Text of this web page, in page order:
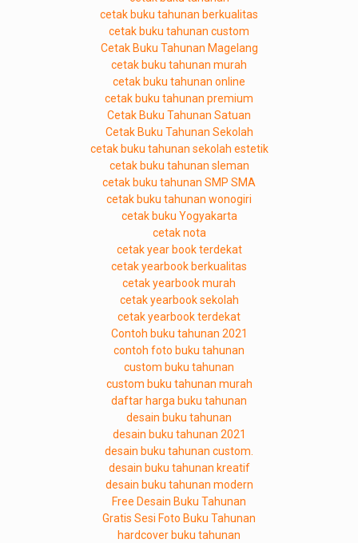
cetak buku tahunan berkualitas
cetak buku tahunan custom
Cetak Buku Tahunan Magelang
cetak buku tahunan murah
cetak buku tahunan online
cetak buku tahunan premium
Cetak Buku Tahunan Satuan
Cetak Buku Tahunan Sekolah
cetak buku tahunan sekolah estetik
cetak buku tahunan sleman
cetak buku tahunan SMP SMA
cetak buku tahunan wonogiri
cetak buku Yogyakarta
cetak nota
cetak year book terdekat
cetak yearbook berkualitas
cetak yearbook murah
cetak yearbook sekolah
cetak yearbook terdekat
Contoh buku tahunan 2021
contoh foto buku tahunan
custom buku tahunan
custom buku tahunan murah
daftar harga buku tahunan
desain buku tahunan
desain buku tahunan 2021
desain buku tahunan custom.
desain buku tahunan kreatif
desain buku tahunan modern
Free Desain Buku Tahunan
Gratis Sesi Foto Buku Tahunan
hardcover buku tahunan